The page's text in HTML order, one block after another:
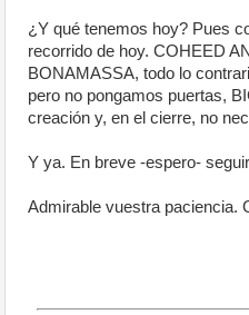
¿Y qué tenemos hoy? Pues
recorrido de hoy. COHEED
BONAMASSA, todo lo
pero no pongamos puertas,
creación y, en el cierre, no
Y ya. En breve -espero-
Admirable vuestra paciencia.